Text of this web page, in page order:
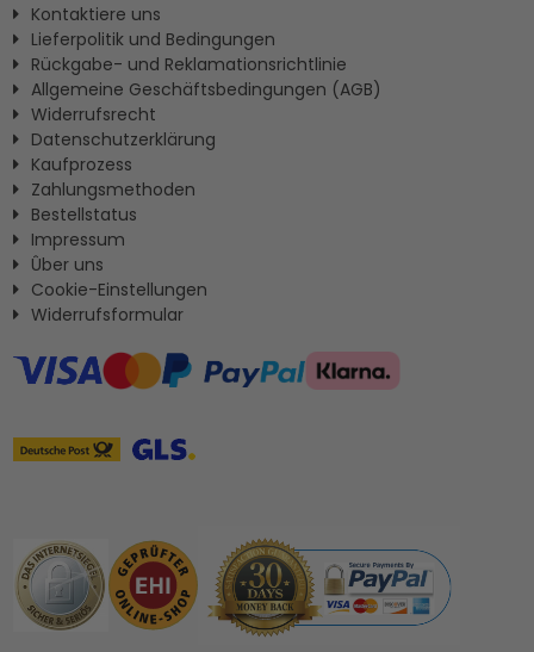
Kontaktiere uns
Lieferpolitik und Bedingungen
Rückgabe- und Reklamationsrichtlinie
Allgemeine Geschäftsbedingungen (AGB)
Widerrufsrecht
Datenschutzerklärung
Kaufprozess
Zahlungsmethoden
Bestellstatus
Impressum
Ûber uns
Cookie-Einstellungen
Widerrufsformular